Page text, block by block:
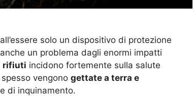
solo un dispositivo di protezione
un problema dagli enormi impatti
rifiuti incidono fortemente sulla salute
vengono gettate a terra e
di inquinamento.